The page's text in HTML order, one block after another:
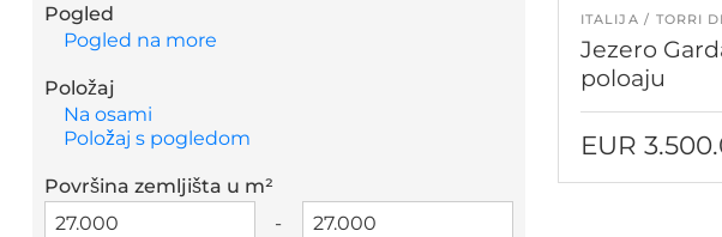
Pogled
Pogled na more
Položaj
Na osami
Položaj s pogledom
Površina zemljišta u m²
-
ITALIJA TORRI
Jezero
poloaju
EUR